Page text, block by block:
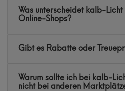
Was unterscheidet kalb-Licht
Online-Shops?
Gibt es Rabatte oder
Warum sollte ich bei kalb-
nicht bei anderen